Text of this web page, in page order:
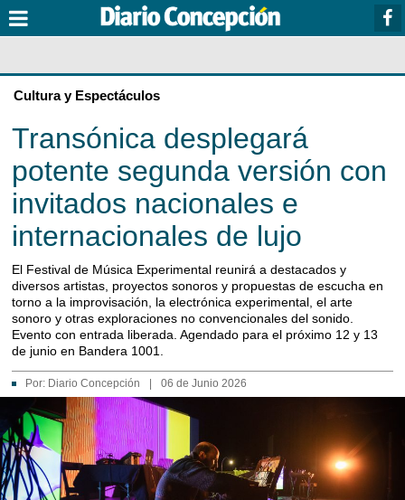
Cultura y Espectáculos
Transónica desplegará
potente segunda versión con
invitados nacionales e
internacionales de lujo
El Festival de Música Experimental reunirá a destacados y
diversos artistas, proyectos sonoros y propuestas de escucha en
torno a la improvisación, la electrónica experimental, el arte
sonoro y otras exploraciones no convencionales del sonido.
Evento con entrada liberada. Agendado para el próximo 12 y 13
de junio en Bandera 1001.
Por: Diario Concepción 06 de Junio 2026